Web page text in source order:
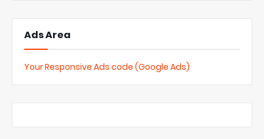
Ads Area
Your Responsive Ads code (Google Ads)